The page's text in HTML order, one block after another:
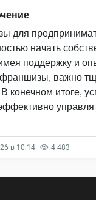
для
начать
поддержку и
франшизы, важно
конечном итоге,
в 10:14 4 483